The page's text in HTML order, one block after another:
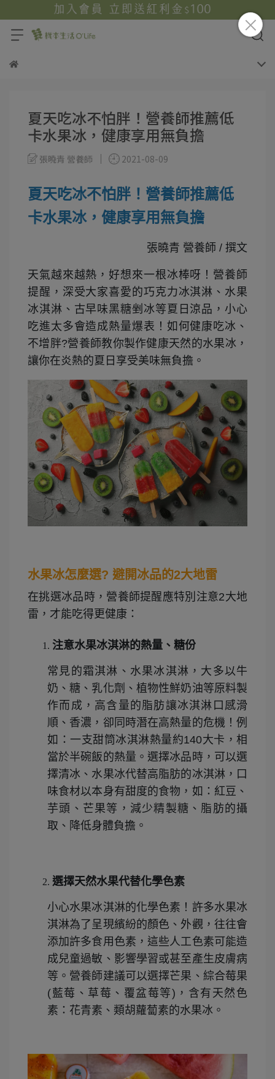
夏天吃冰不怕胖！營養師推薦低
卡水果冰，健康享用無負擔
張曉青 營養師 2021-08-09
夏天吃冰不怕胖！營養師推薦低
卡水果冰，健康享用無負擔
張曉青 營養師 / 撰文
天氣越來越熱，好想來一根冰棒呀！營養師
提醒，深受大家喜愛的巧克力冰淇淋、水果
冰淇淋、古早味黑糖剉冰等夏日涼品，小心
吃進太多會造成熱量爆表！如何健康吃冰、
不增胖?營養師教你製作健康天然的水果冰，
讓你在炎熱的夏日享受美味無負擔。
水果冰怎麼選? 避開冰品的2大地雷
在挑選冰品時，營養師提醒應特別注意2大地
雷，才能吃得更健康：
注意水果冰淇淋的熱量、糖份
常見的霜淇淋、水果冰淇淋，大多以牛
奶、糖、乳化劑、植物性鮮奶油等原料製
作而成，高含量的脂肪讓冰淇淋口感滑
順、香濃，卻同時潛在高熱量的危機！例
如：一支甜筒冰淇淋熱量約140大卡，相
當於半碗飯的熱量。選擇冰品時，可以選
擇清冰、水果冰代替高脂肪的冰淇淋，口
味食材以本身有甜度的食物，如：紅豆、
芋頭、芒果等，減少精製糖、脂肪的攝
取、降低身體負擔。
選擇天然水果代替化學色素
小心水果冰淇淋的化學色素！許多水果冰
淇淋為了呈現繽紛的顏色、外觀，往往會
添加許多食用色素，這些人工色素可能造
成兒童過敏、影響學習或甚至產生皮膚病
等。營養師建議可以選擇芒果、綜合莓果
(藍莓、草莓、覆盆莓等)，含有天然色
素：花青素、類胡蘿蔔素的水果冰。